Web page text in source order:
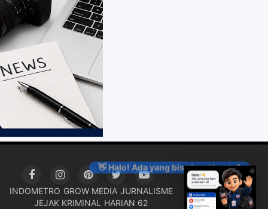
👋 Halo! Ada yang bisa kami bantu?
INDOMETRO GROW MEDIA JURNALISME
JEJAK KRIMINAL
HARIAN 62